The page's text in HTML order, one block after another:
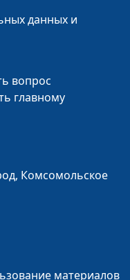
Андрей
данных и
вопрос
главному
Комсомольское
материалов